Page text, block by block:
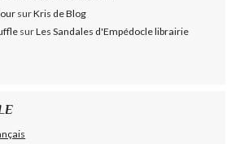
surKris de Blog
surLes Sandales d'Empédocle librairie